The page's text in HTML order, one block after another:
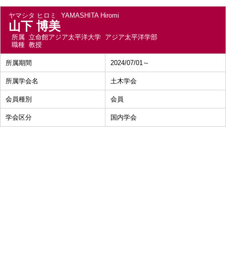
ヤマシタ ヒロミ YAMASHITA Hiromi
山下 博美
所属 立命館アジア太平洋大学 アジア太平洋学部
職種 教授
所属期間 2024/07/01～
所属学会名 土木学会
会員種別 会員
学会区分 国内学会